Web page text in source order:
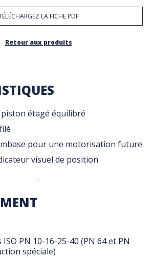
LA FICHE PDF
Retour aux produits
étagé équilibré
pour une motorisation future
visuel de position
PN 10-16-25-40 (PN 64 et PN
spéciale)